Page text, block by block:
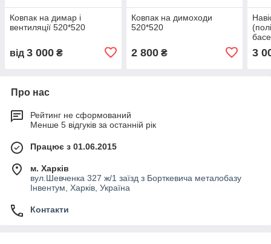
Ковпак на димар і
вентиляції 520*520
від 3 000 ₴
Ковпак на димоходи
520*520
2 800₴ 3
Про нас
Рейтинг не сформований
Менше 5 відгуків за останній рік
Працює з 01.06.2015
м. Харків
вул.Шевченка 327 ж/1 заїзд з Борткевича металобазу
Інвентум, Харків, Україна
Контакти